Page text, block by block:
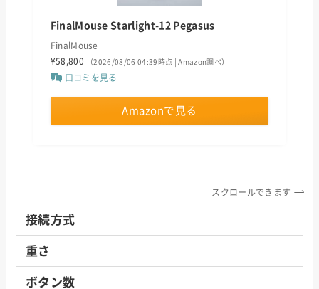
FinalMouse Starlight-12 Pegasus
FinalMouse
¥58,800
（2026/08/06 04:39時点 | Amazon調べ）
口コミを見る
Amazonで見る
スクロールできます
接続方式
重さ
ボタン数